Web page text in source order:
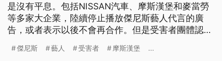
是沒有平息。包括NISSAN汽車、摩斯漢堡和麥當勞
等多家大企業，陸續停止播放傑尼斯藝人代言的廣
告，或者表示以後不會再合作。但是受害者團體認為
傑尼斯 藝人 受害者 摩斯漢堡 ...